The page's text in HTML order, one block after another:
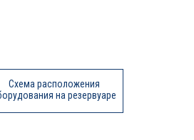
Схема расположения
на резервуаре